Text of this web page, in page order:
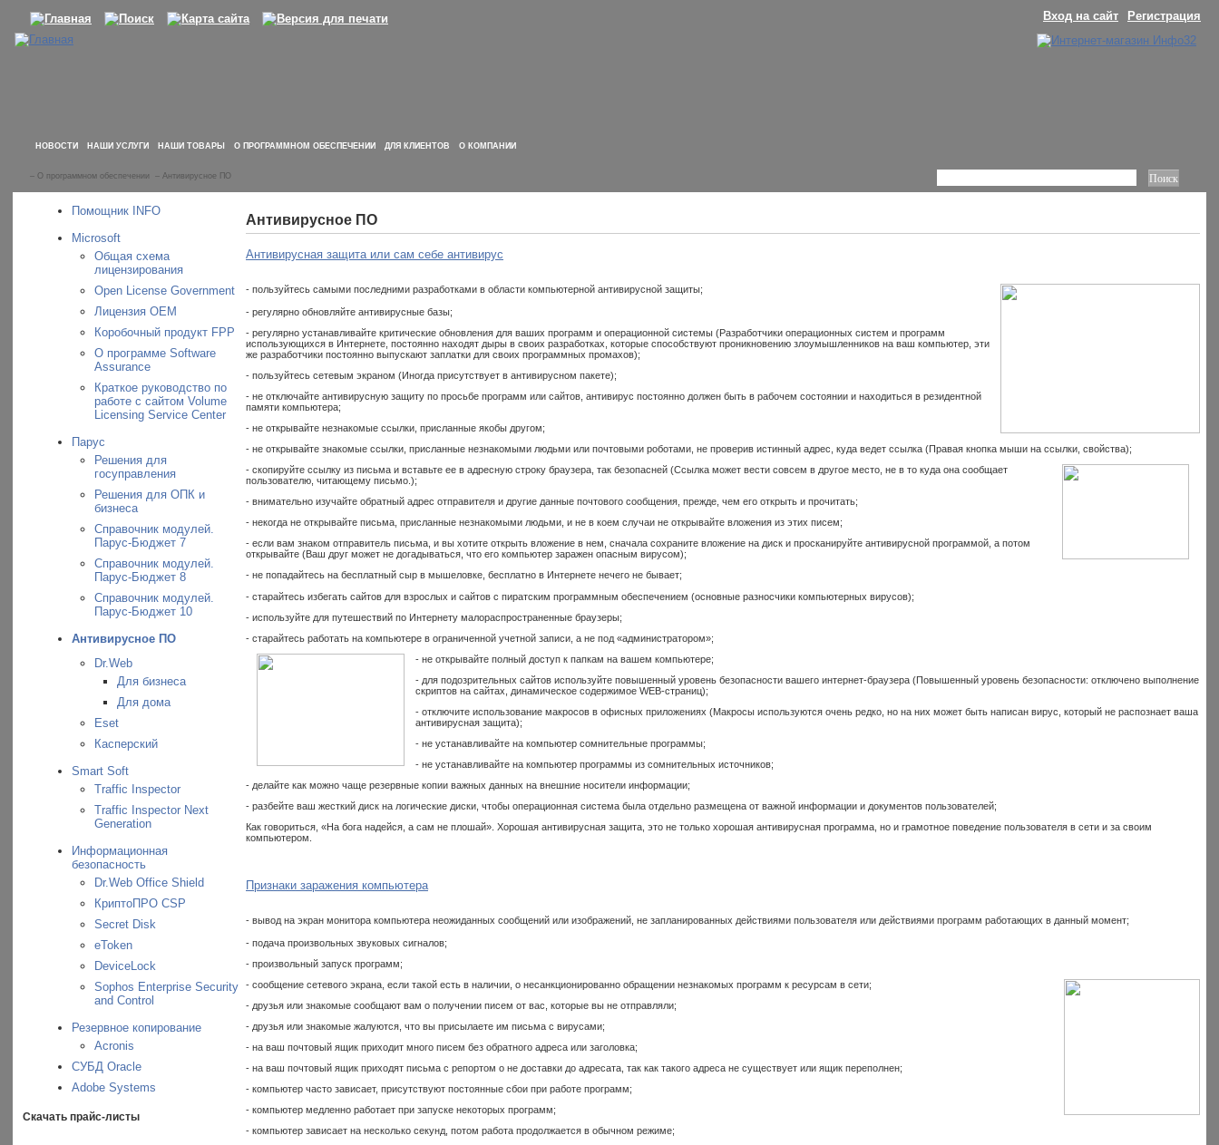
Вход на сайт Регистрация
НОВОСТИ НАШИ УСЛУГИ НАШИ ТОВАРЫ О ПРОГРАММНОМ ОБЕСПЕЧЕНИИ ДЛЯ КЛИЕНТОВ О КОМПАНИИ
– О программном обеспечении – Антивирусное ПО
Помощник INFO
Microsoft
Общая схема
лицензирования
Open License Government
Лицензия OEM
Коробочный продукт FPP
О программе Software
Assurance
Краткое руководство по
работе с сайтом Volume
Licensing Service Center
Парус
Решения для
госуправления
Решения для ОПК и
бизнеса
Справочник модулей.
Парус-Бюджет 7
Справочник модулей.
Парус-Бюджет 8
Справочник модулей.
Парус-Бюджет 10
Антивирусное ПО
Dr.Web
Для бизнеса
Для дома
Eset
Касперский
Smart Soft
Traffic Inspector
Traffic Inspector Next
Generation
Информационная
безопасность
Dr.Web Office Shield
КриптоПРО CSP
Secret Disk
eToken
DeviceLock
Sophos Enterprise Security
and Control
Резервное копирование
Acronis
СУБД Oracle
Adobe Systems
Скачать прайс-листы
Антивирусное ПО
Антивирусная защита или сам себе антивирус
- пользуйтесь самыми последними разработками в области компьютерной антивирусной защиты;
- регулярно обновляйте антивирусные базы;
- регулярно устанавливайте критические обновления для ваших программ и операционной системы (Разработчики операционных систем и программ
использующихся в Интернете, постоянно находят дыры в своих разработках, которые способствуют проникновению злоумышленников на ваш компьютер, эти
же разработчики постоянно выпускают заплатки для своих программных промахов);
- пользуйтесь сетевым экраном (Иногда присутствует в антивирусном пакете);
- не отключайте антивирусную защиту по просьбе программ или сайтов, антивирус постоянно должен быть в рабочем состоянии и находиться в резидентной
памяти компьютера;
- не открывайте незнакомые ссылки, присланные якобы другом;
- не открывайте знакомые ссылки, присланные незнакомыми людьми или почтовыми роботами, не проверив истинный адрес, куда ведет ссылка (Правая кнопка мыши на ссылки, свойства);
- скопируйте ссылку из письма и вставьте ее в адресную строку браузера, так безопасней (Ссылка может вести совсем в другое место, не в то куда она сообщает
пользователю, читающему письмо.);
- внимательно изучайте обратный адрес отправителя и другие данные почтового сообщения, прежде, чем его открыть и прочитать;
- некогда не открывайте письма, присланные незнакомыми людьми, и не в коем случаи не открывайте вложения из этих писем;
- если вам знаком отправитель письма, и вы хотите открыть вложение в нем, сначала сохраните вложение на диск и просканируйте антивирусной программой, а потом
открывайте (Ваш друг может не догадываться, что его компьютер заражен опасным вирусом);
- не попадайтесь на бесплатный сыр в мышеловке, бесплатно в Интернете нечего не бывает;
- старайтесь избегать сайтов для взрослых и сайтов с пиратским программным обеспечением (основные разносчики компьютерных вирусов);
- используйте для путешествий по Интернету малораспространенные браузеры;
- старайтесь работать на компьютере в ограниченной учетной записи, а не под «администратором»;
- не открывайте полный доступ к папкам на вашем компьютере;
- для подозрительных сайтов используйте повышенный уровень безопасности вашего интернет-браузера (Повышенный уровень безопасности: отключено выполнение
скриптов на сайтах, динамическое содержимое WEB-страниц);
- отключите использование макросов в офисных приложениях (Макросы используются очень редко, но на них может быть написан вирус, который не распознает ваша
антивирусная защита);
- не устанавливайте на компьютер сомнительные программы;
- не устанавливайте на компьютер программы из сомнительных источников;
- делайте как можно чаще резервные копии важных данных на внешние носители информации;
- разбейте ваш жесткий диск на логические диски, чтобы операционная система была отдельно размещена от важной информации и документов пользователей;
Как говориться, «На бога надейся, а сам не плошай». Хорошая антивирусная защита, это не только хорошая антивирусная программа, но и грамотное поведение пользователя в сети и за своим
компьютером.
Признаки заражения компьютера
- вывод на экран монитора компьютера неожиданных сообщений или изображений, не запланированных действиями пользователя или действиями программ работающих в данный момент;
- подача произвольных звуковых сигналов;
- произвольный запуск программ;
- сообщение сетевого экрана, если такой есть в наличии, о несанкционированно обращении незнакомых программ к ресурсам в сети;
- друзья или знакомые сообщают вам о получении писем от вас, которые вы не отправляли;
- друзья или знакомые жалуются, что вы присылаете им письма с вирусами;
- на ваш почтовый ящик приходит много писем без обратного адреса или заголовка;
- на ваш почтовый ящик приходят письма с репортом о не доставки до адресата, так как такого адреса не существует или ящик переполнен;
- компьютер часто зависает, присутствуют постоянные сбои при работе программ;
- компьютер медленно работает при запуске некоторых программ;
- компьютер зависает на несколько секунд, потом работа продолжается в обычном режиме;